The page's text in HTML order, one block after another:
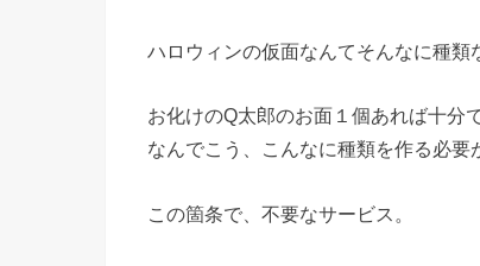
ハロウィンの仮面なんてそんなに種類
お化けのQ太郎のお面１個あれば十分で
なんでこう、こんなに種類を作る必要
この箇条で、不要なサービス。